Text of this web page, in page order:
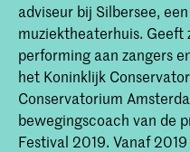
adviseur bij Silbersee,
muziektheaterhuis. Geeft
performing aan zangers
het Koninklijk
Conservatorium
bewegingscoach van de
Festival 2019. Vanaf